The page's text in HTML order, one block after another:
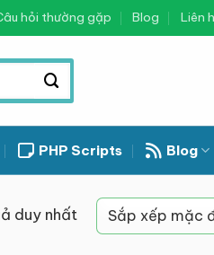
hỏi thường gặp Blog Liên
PHP Scripts Blog
duy nhất